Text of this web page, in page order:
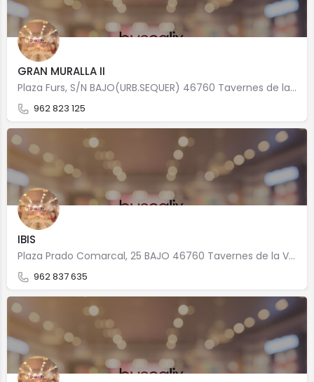
GRAN MURALLA II
Plaza Furs, S/N BAJO(URB.SEQUER) 46760 Tavernes de la Valldigna
962 823 125
IBIS
Plaza Prado Comarcal, 25 BAJO 46760 Tavernes de la Valldigna
962 837 635